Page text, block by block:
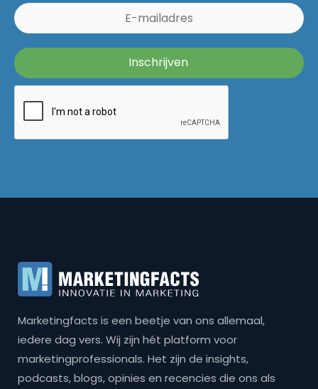
Marketingfacts is een beetje van ons allemaal,
iedere dag vers. Wij zijn hét platform voor
marketingprofessionals. Het zijn de insights,
podcasts, blogs, opinies en recencies die ons als